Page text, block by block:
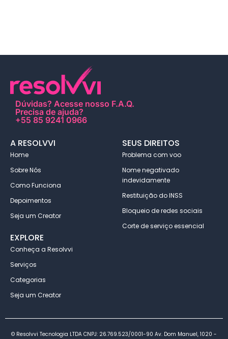
Dúvidas? Acesse nosso F.A.Q.
Precisa de ajuda?
+55 85 9241 0966
A RESOLVVI
Home
Sobre Nós
Como Funciona
Depoimentos
Seja um Creator
SEUS DIREITOS
Problema com voo
Nome negativado
indevidamente
Restituição do INSS
Bloqueio de redes sociais
Corte de serviço essencial
EXPLORE
Conheça a Resolvvi
Serviços
Categorias
Seja um Creator
© Resolvvi Tecnologia LTDA CNPJ: 26.769.523/0001-90 Av. Dom Manuel, 1020 -